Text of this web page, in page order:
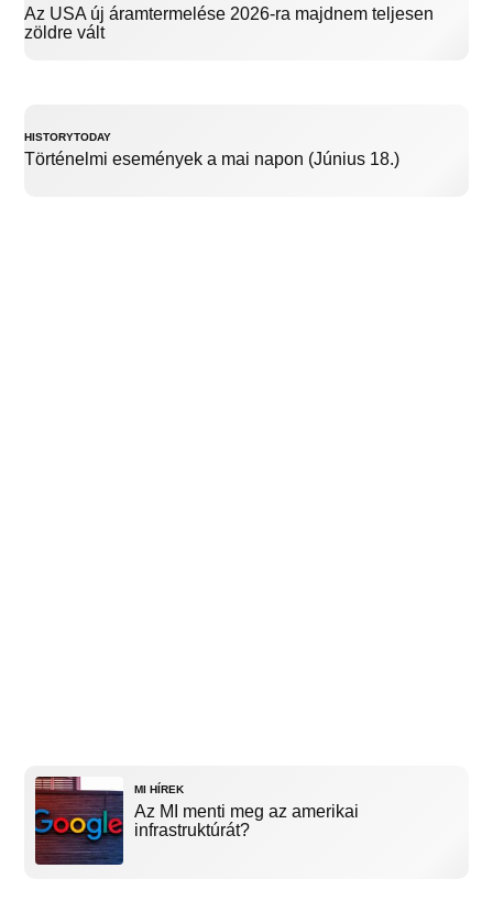
Az USA új áramtermelése 2026-ra majdnem teljesen
zöldre vált
HISTORYTODAY
Történelmi események a mai napon (Június 18.)
MI HÍREK
Az MI menti meg az amerikai
infrastruktúrát?